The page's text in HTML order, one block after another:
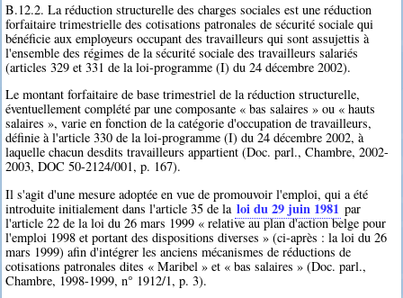
B.12.2. La réduction structurelle des charges sociales est une réduction
forfaitaire trimestrielle des cotisations patronales de sécurité sociale qui
bénéficie aux employeurs occupant des travailleurs qui sont assujettis à
l'ensemble des régimes de la sécurité sociale des travailleurs salariés
(articles 329 et 331 de la loi-programme (I) du 24 décembre 2002).
Le montant forfaitaire de base trimestriel de la réduction structurelle,
éventuellement complété par une composante « bas salaires » ou « hauts
salaires », varie en fonction de la catégorie d'occupation de travailleurs,
définie à l'article 330 de la loi-programme (I) du 24 décembre 2002, à
laquelle chacun desdits travailleurs appartient (Doc. parl., Chambre, 2002-
2003, DOC 50-2124/001, p. 167).
Il s'agit d'une mesure adoptée en vue de promouvoir l'emploi, qui a été
introduite initialement dans l'article 35 de la loi du 29 juin 1981 par
l'article 22 de la loi du 26 mars 1999 « relative au plan d'action belge pour
l'emploi 1998 et portant des dispositions diverses » (ci-après : la loi du 26
mars 1999) afin d'intégrer les anciens mécanismes de réductions de
cotisations patronales dites « Maribel » et « bas salaires » (Doc. parl.,
Chambre, 1998-1999, n° 1912/1, p. 3).